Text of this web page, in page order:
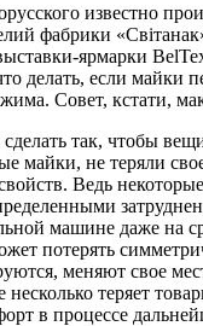
известно
фабрики
ярмарки
делать, если майки
Совет, кстати,
так, чтобы
майки, не теряли
Ведь
машине даже на
потерять
меняют свое
несколько теряет
в процессе